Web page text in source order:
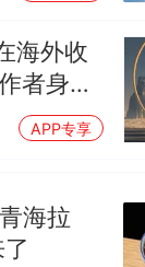
海外收
者身份
APP专享
海拉